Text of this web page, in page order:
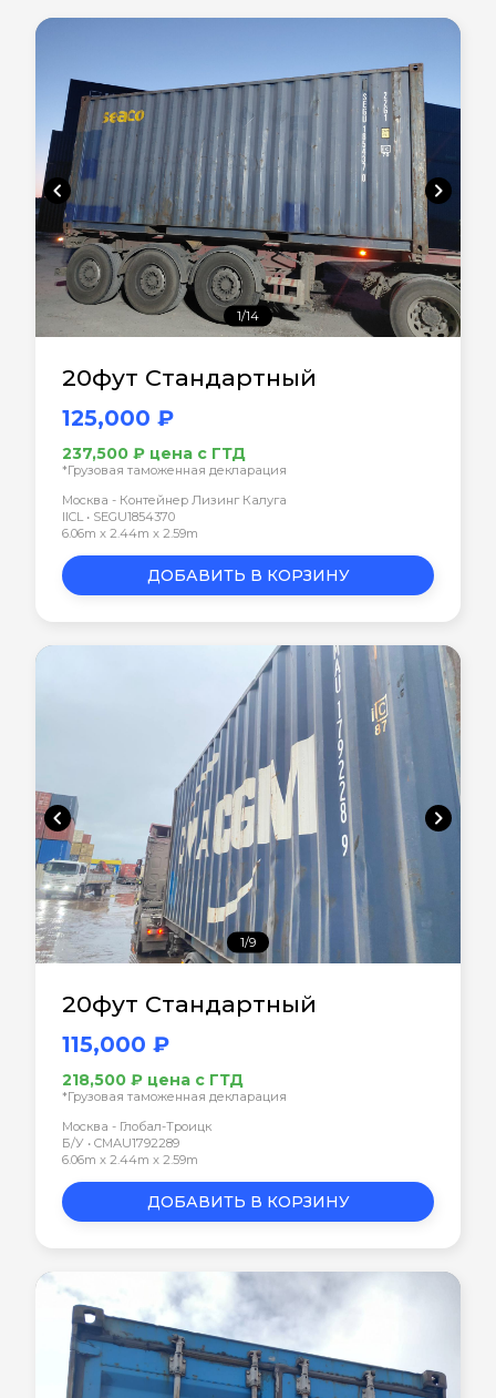
chevron_left chevron_right
1/14
20фут Стандартный
125,000 ₽
237,500 ₽ цена с ГТД
*Грузовая таможенная декларация
Москва - Контейнер Лизинг Калуга
IICL • SEGU1854370
6.06m x 2.44m x 2.59m
ДОБАВИТЬ В КОРЗИНУ
chevron_left chevron_right
1/9
20фут Стандартный
115,000 ₽
218,500 ₽ цена с ГТД
*Грузовая таможенная декларация
Москва - Глобал-Троицк
Б/У • CMAU1792289
6.06m x 2.44m x 2.59m
ДОБАВИТЬ В КОРЗИНУ